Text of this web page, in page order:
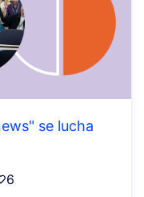
se lucha
6